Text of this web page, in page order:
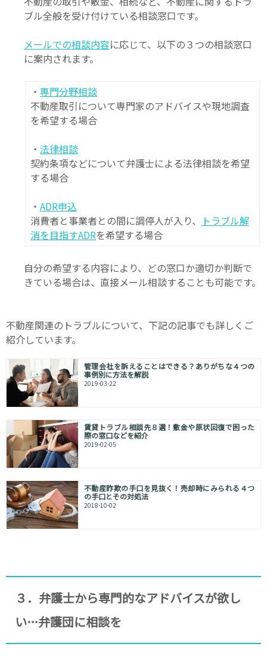
ブル全般を受け付けている相談窓口です。
メールでの相談内容に応じて、以下の３つの相談窓口
に案内されます。
・ 専門分野相談
不動産取引について専門家のアドバイスや現地調査
を希望する場合
・ 法律相談
契約条項などについて弁護士による法律相談を希望
する場合
・ ADR申込
消費者と事業者との間に調停人が入り、
トラブル解
消を目指すADRを希望する場合
自分の希望する内容により、どの窓口か適切か判断で
きている場合は、直接メール相談することも可能です。
不動産関連のトラブルについて、下記の記事でも詳しくご
紹介しています。
管理会社を訴えることはできる？ありがちな４つの
事例別に方法を解説
2019-03-22
賃貸トラブル相談先８選！敷金や原状回復で困った
際の窓口などを紹介
2019-02-05
不動産詐欺の手口を見抜く！売却時にみられる４つ
の手口とその対処法
2018-10-02
３．弁護士から専門的なアドバイスが欲し
い…弁護団に相談を